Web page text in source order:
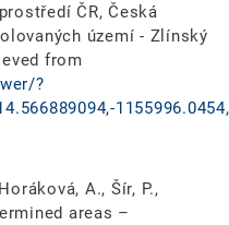
ČR, Česká
území - Zlínský
from
?
A., Šír, P.,
areas –